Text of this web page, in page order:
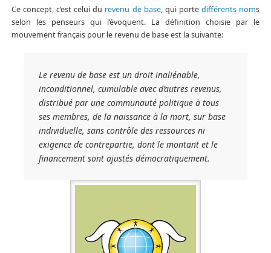
Ce concept, c’est celui du revenu de base, qui portedifférents noms
selon les penseurs qui l’évoquent. La définition choisie par le
mouvement français pour le revenu de base est la suivante:
Le revenu de base est un droit inaliénable,
inconditionnel, cumulable avec d’autres revenus,
distribué par une communauté politique à tous
ses membres, de la naissance à la mort, sur base
individuelle, sans contrôle des ressources ni
exigence de contrepartie, dont le montant et le
financement sont ajustés démocratiquement.